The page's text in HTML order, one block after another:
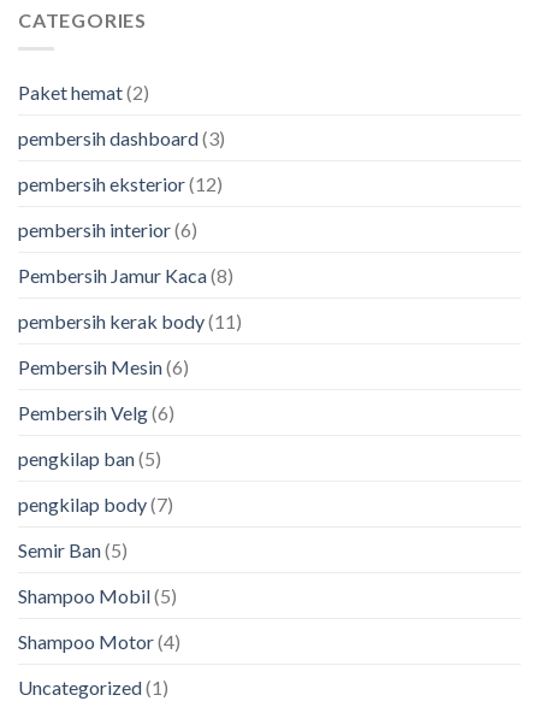
CATEGORIES
Paket hemat(2)
pembersih dashboard(3)
pembersih eksterior(12)
pembersih interior(6)
Pembersih Jamur Kaca(8)
pembersih kerak body(11)
Pembersih Mesin(6)
Pembersih Velg(6)
pengkilap ban(5)
pengkilap body(7)
Semir Ban(5)
Shampoo Mobil(5)
Shampoo Motor(4)
Uncategorized(1)